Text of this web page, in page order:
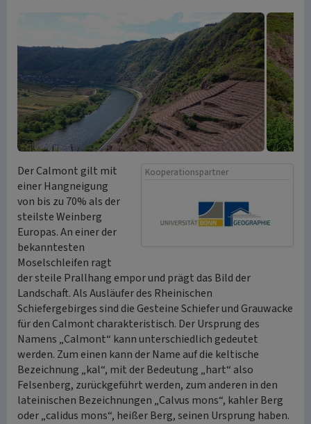
Kooperationspartner
Der Calmont gilt mit
einer Hangneigung
von bis zu 70% als der
steilste Weinberg
Europas. An einer der
bekanntesten
Moselschleifen ragt
der steile Prallhang empor und prägt das Bild der
Landschaft. Als Ausläufer des Rheinischen
Schiefergebirges sind die Gesteine Schiefer und Grauwacke
für den Calmont charakteristisch. Der Ursprung des
Namens „Calmont“ kann unterschiedlich gedeutet
werden. Zum einen kann der Name auf die keltische
Bezeichnung „kal“, mit der Bedeutung „hart“ also
Felsenberg, zurückgeführt werden, zum anderen in den
lateinischen Bezeichnungen „Calvus mons“, kahler Berg
oder „calidus mons“, heißer Berg, seinen Ursprung haben.